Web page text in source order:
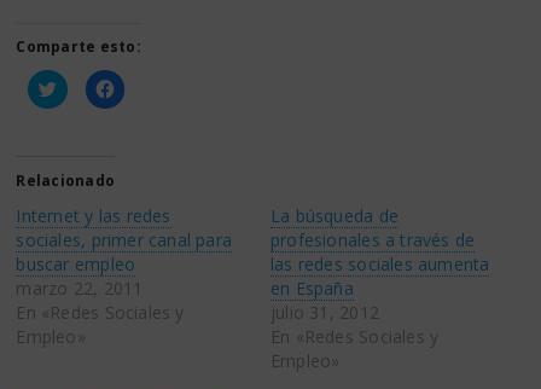
Comparte esto:
Haz
clic
(Se
abre
una
ventana
nueva)
Haz
clic
una
ventana
nueva)
Relacionado
Internet y las redes
sociales, primer canal para
buscar empleo
marzo 22, 2011
En «Redes Sociales y
Empleo»
La búsqueda de
profesionales a través de
las redes sociales aumenta
en España
julio 31, 2012
En «Redes Sociales y
Empleo»